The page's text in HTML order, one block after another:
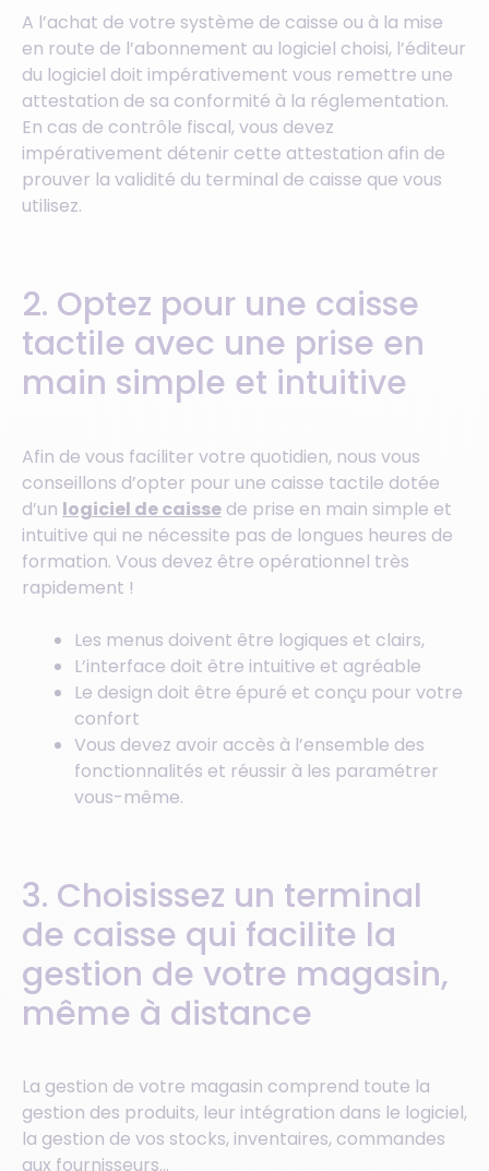
A l’achat de votre système de caisse ou à la mise
en route de l’abonnement au logiciel choisi, l’éditeur
du logiciel doit impérativement vous remettre une
attestation de sa conformité à la réglementation.
En cas de contrôle fiscal, vous devez
impérativement détenir cette attestation afin de
prouver la validité du terminal de caisse que vous
utilisez.
2. Optez pour une caisse
tactile avec une prise en
main simple et intuitive
Afin de vous faciliter votre quotidien, nous vous
conseillons d’opter pour une caisse tactile dotée
d’un logiciel de caisse de prise en main simple et
intuitive qui ne nécessite pas de longues heures de
formation. Vous devez être opérationnel très
rapidement !
Les menus doivent être logiques et clairs,
L’interface doit être intuitive et agréable
Le design doit être épuré et conçu pour votre
confort
Vous devez avoir accès à l’ensemble des
fonctionnalités et réussir à les paramétrer
vous-même.
3. Choisissez un terminal
de caisse qui facilite la
gestion de votre magasin,
même à distance
La gestion de votre magasin comprend toute la
gestion des produits, leur intégration dans le logiciel,
la gestion de vos stocks, inventaires, commandes
aux fournisseurs…